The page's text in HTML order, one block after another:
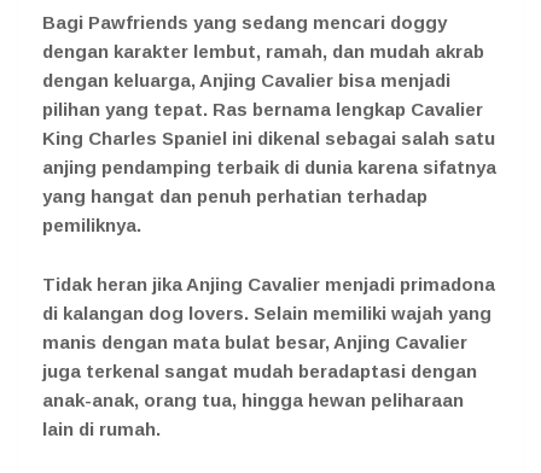
Bagi Pawfriends yang sedang mencari doggy
dengan karakter lembut, ramah, dan mudah akrab
dengan keluarga, Anjing Cavalier bisa menjadi
pilihan yang tepat. Ras bernama lengkap Cavalier
King Charles Spaniel ini dikenal sebagai salah satu
anjing pendamping terbaik di dunia karena sifatnya
yang hangat dan penuh perhatian terhadap
pemiliknya.
Tidak heran jika Anjing Cavalier menjadi primadona
di kalangan dog lovers. Selain memiliki wajah yang
manis dengan mata bulat besar, Anjing Cavalier
juga terkenal sangat mudah beradaptasi dengan
anak-anak, orang tua, hingga hewan peliharaan
lain di rumah.